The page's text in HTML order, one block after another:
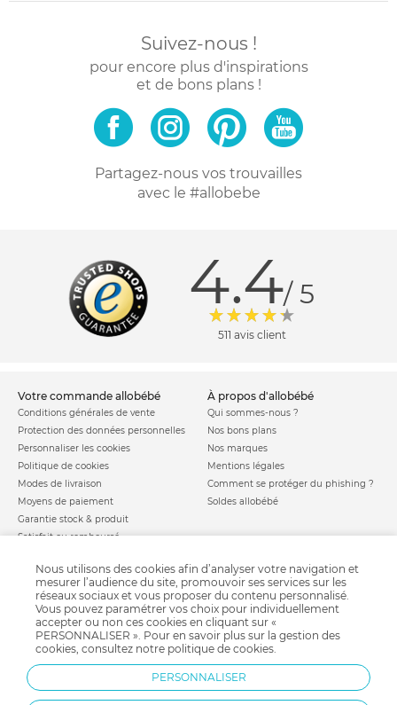
Suivez-nous !
pour encore plus d'inspirations
et de bons plans !
Partagez-nous vos trouvailles
avec le #allobebe
4.4/ 5
511 avis client
votre commande allobébé
Conditions générales de vente
Protection des données personnelles
Personnaliser les cookies
Politique de cookies
Modes de livraison
Moyens de paiement
Garantie stock & produit
Satisfait ou remboursé
à propos d'allobébé
Qui sommes-nous ?
Nos bons plans
Nos marques
Mentions légales
Comment se protéger du phishing ?
Soldes allobébé
allobébé vous recommande
Sites et partenaires
Nos labels
Nos licences
Besoin d'aide ?
FAQ
les plus d'allobébé
Liste de naissance
Infos conseils
Jeux concours
Valise de maternité
Parrainage
Paiement sécurisé
Nous utilisons des cookies afin d’analyser votre navigation et
mesurer l’audience du site, promouvoir ses services sur les
réseaux sociaux et vous proposer du contenu personnalisé.
Vous pouvez paramétrer vos choix pour individuellement
accepter ou non ces cookies en cliquant sur «
PERSONNALISER ». Pour en savoir plus sur la gestion des
cookies, consultez notre politique de cookies.
PERSONNALISER